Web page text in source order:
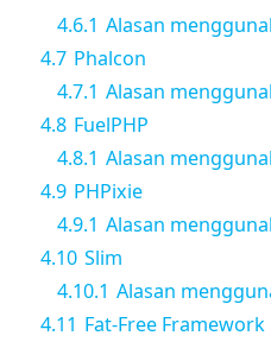
4.6.1 Alasan
4.7 Phalcon
4.7.1 Alasan
4.8 FuelPHP
4.8.1 Alasan
4.9 PHPixie
4.9.1 Alasan
4.10 Slim
4.10.1 Alasan
4.11 Fat-Free Framework